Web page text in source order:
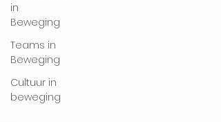
in
Beweging
Teams in
Beweging
Cultuur in
beweging